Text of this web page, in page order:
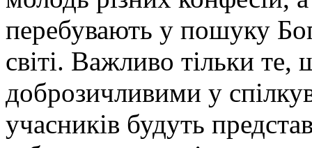
перебувають у пошуку
світі. Важливо тільки
доброзичливими у
учасників будуть